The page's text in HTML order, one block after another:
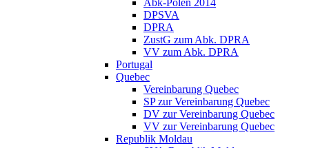
DPSVA
DPRA
ZustG zum Abk. DPRA
VV zum Abk. DPRA
Portugal
Quebec
Vereinbarung Quebec
SP zur Vereinbarung Quebec
DV zur Vereinbarung Quebec
VV zur Vereinbarung Quebec
Republik Moldau